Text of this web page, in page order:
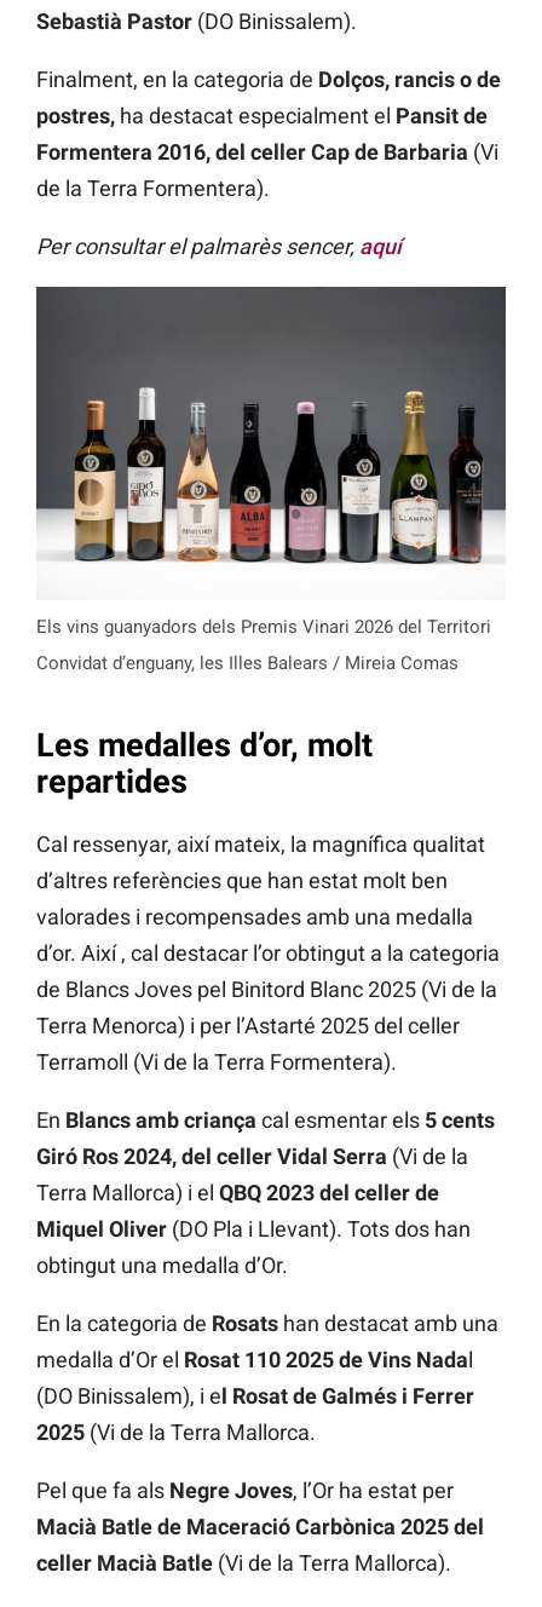
Sebastià Pastor (DO Binissalem).
Finalment, en la categoria de Dolços, rancis o de
postres, ha destacat especialment el Pansit de
Formentera 2016, del celler Cap de Barbaria (Vi
de la Terra Formentera).
Per consultar el palmarès sencer, aquí
Els vins guanyadors dels Premis Vinari 2026 del Territori
Convidat d’enguany, les Illes Balears / Mireia Comas
Les medalles d’or, molt
repartides
Cal ressenyar, així mateix, la magnífica qualitat
d’altres referències que han estat molt ben
valorades i recompensades amb una medalla
d’or. Així , cal destacar l’or obtingut a la categoria
de Blancs Joves pel Binitord Blanc 2025 (Vi de la
Terra Menorca) i per l’Astarté 2025 del celler
Terramoll (Vi de la Terra Formentera).
En Blancs amb criança cal esmentar els 5 cents
Giró Ros 2024, del celler Vidal Serra (Vi de la
Terra Mallorca) i el QBQ 2023 del celler de
Miquel Oliver (DO Pla i Llevant). Tots dos han
obtingut una medalla d’Or.
En la categoria de Rosats han destacat amb una
medalla d’Or el Rosat 110 2025 de Vins Nadal
(DO Binissalem), i el Rosat de Galmés i Ferrer
2025 (Vi de la Terra Mallorca.
Pel que fa als Negre Joves, l’Or ha estat per
Macià Batle de Maceració Carbònica 2025 del
celler Macià Batle (Vi de la Terra Mallorca).